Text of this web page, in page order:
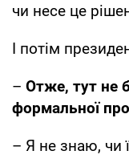
чи несе це
І потім
– Отже, тут не
формальної
– Я не знаю, чи